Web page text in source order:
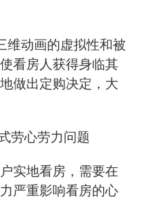
维动画的虚拟性和被
看房人获得身临其
做出定购决定，大
劳心劳力问题
实地看房，需要在
严重影响看房的心